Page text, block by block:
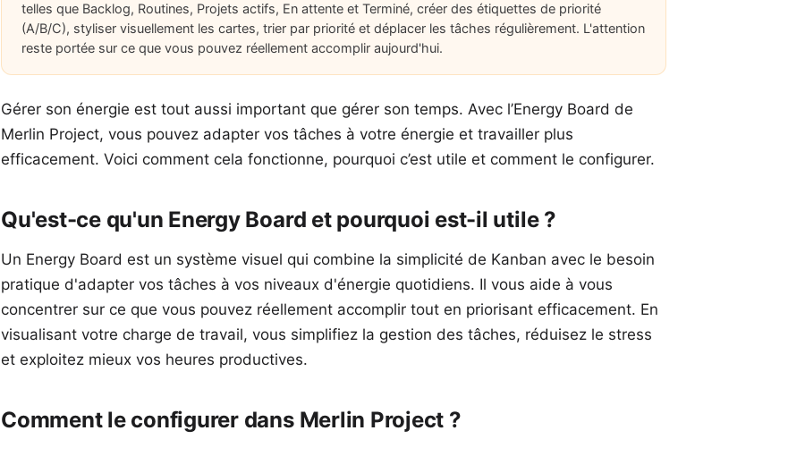
telles que Backlog, Routines, Projets actifs, En attente et Terminé, créer des étiquettes de priorité
(A/B/C), styliser visuellement les cartes, trier par priorité et déplacer les tâches régulièrement. L'attention
reste portée sur ce que vous pouvez réellement accomplir aujourd'hui.
Gérer son énergie est tout aussi important que gérer son temps. Avec l’Energy Board de
Merlin Project, vous pouvez adapter vos tâches à votre énergie et travailler plus
efficacement. Voici comment cela fonctionne, pourquoi c’est utile et comment le configurer.
Qu'est-ce qu'un Energy Board et pourquoi est-il utile ?
Un Energy Board est un système visuel qui combine la simplicité de Kanban avec le besoin
pratique d'adapter vos tâches à vos niveaux d'énergie quotidiens. Il vous aide à vous
concentrer sur ce que vous pouvez réellement accomplir tout en priorisant efficacement. En
visualisant votre charge de travail, vous simplifiez la gestion des tâches, réduisez le stress
et exploitez mieux vos heures productives.
Comment le configurer dans Merlin Project ?